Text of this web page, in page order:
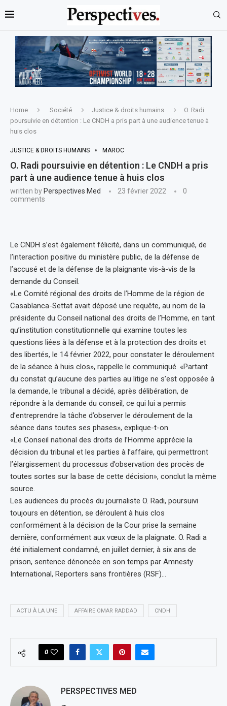
Home Société Justice & droits humains
O. Radi
poursuivie en détention : Le CNDH a pris part à une audience tenue à
huis clos
JUSTICE & DROITS HUMAINS MAROC
O. Radi poursuivie en détention : Le CNDH a pris
part à une audience tenue à huis clos
written by Perspectives Med 23 février 2022
0
comments
Le CNDH s’est également félicité, dans un communiqué, de
l’interaction positive du ministère public, de la défense de
l’accusé et de la défense de la plaignante vis-à-vis de la
demande du Conseil.
«Le Comité régional des droits de l’Homme de la région de
Casablanca-Settat avait déposé une requête, au nom de la
présidente du Conseil national des droits de l’Homme, en tant
qu’institution constitutionnelle qui examine toutes les
questions liées à la défense et à la protection des droits et
des libertés, le 14 février 2022, pour constater le déroulement
de la séance à huis clos», rappelle le communiqué. «Partant
du constat qu’aucune des parties au litige ne s’est opposée à
la demande, le tribunal a décidé, après délibération, de
répondre à la demande du conseil, ce qui lui a permis
d’entreprendre la tâche d’observer le déroulement de la
séance dans toutes ses phases», explique-t-on.
«Le Conseil national des droits de l’Homme apprécie la
décision du tribunal et les parties à l’affaire, qui permettront
l’élargissement du processus d’observation des procès de
toutes sortes sur la base de cette décision», conclut la même
source.
Les audiences du procès du journaliste O. Radi, poursuivi
toujours en détention, se déroulent à huis clos
conformément à la décision de la Cour prise la semaine
dernière, conformément aux vœux de la plaignate. O. Radi a
été initialement condamné, en juillet dernier, à six ans de
prison, sentence dénoncée en son temps par Amnesty
International, Reporters sans frontières (RSF)…
ACTU À LA UNE AFFAIRE OMAR RADDAD CNDH
0
PERSPECTIVES MED